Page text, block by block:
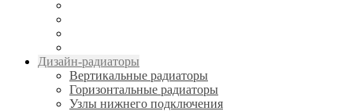
Дизайн-радиаторы
Вертикальные радиаторы
Горизонтальные радиаторы
Узлы нижнего подключения